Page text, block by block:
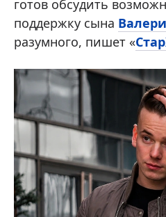
готов обсудить
поддержку сына
разумного, пишет «